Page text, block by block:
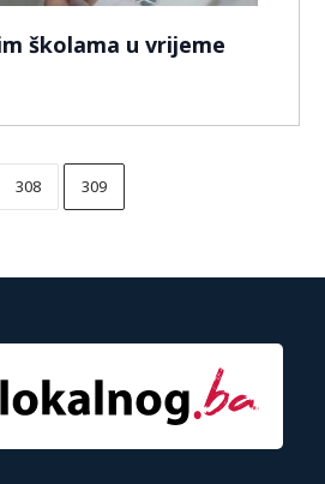
školama u vrijeme
308 309